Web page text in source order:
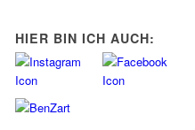
HIER BIN ICH AUCH: